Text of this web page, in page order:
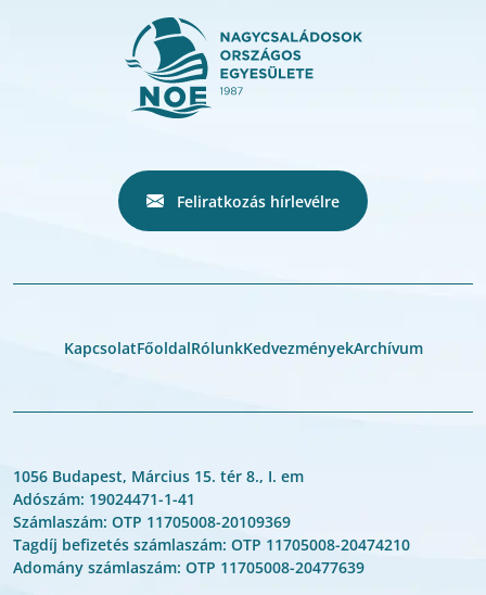
Feliratkozás hírlevélre
KapcsolatFőoldalRólunkKedvezményekArchívum
1056 Budapest, Március 15. tér 8., I. em
Adószám: 19024471-1-41
Számlaszám: OTP 11705008-20109369
Tagdíj befizetés számlaszám: OTP 11705008-20474210
Adomány számlaszám: OTP 11705008-20477639